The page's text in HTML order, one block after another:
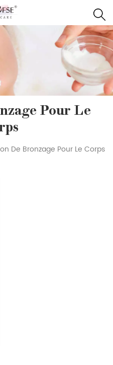
Pour Le
De Bronzage Pour Le Corps